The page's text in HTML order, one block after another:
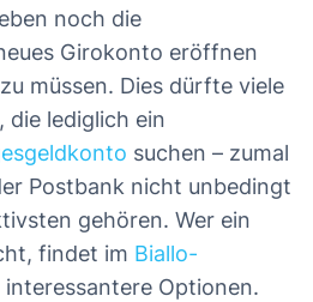
noch die
Girokonto eröffnen
müssen. Dies dürfte viele
die lediglich ein
suchen – zumal
Postbank nicht unbedingt
gehören. Wer ein
findet im Biallo-
interessantere Optionen.